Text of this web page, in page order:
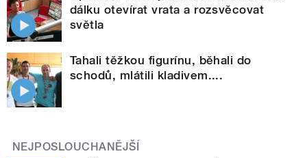
dálku otevírat vrata a rozsvěcovat
světla
Tahali těžkou figurínu, běhali do
schodů, mlátili kladivem....
NEJPOSLOUCHANĚJŠÍ